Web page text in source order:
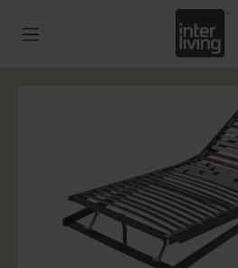
Zum Hauptinhalt springen